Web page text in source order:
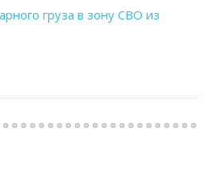
груза в зону СВО из